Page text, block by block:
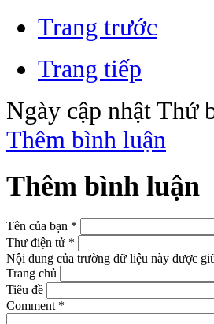
Trang trước
Trang tiếp
Ngày cập nhật Thứ
Thêm bình luận
Thêm bình luận
Tên của bạn *
Thư điện tử *
Nội dung của trường dữ liệu này được
Trang chủ
Tiêu đề
Comment *